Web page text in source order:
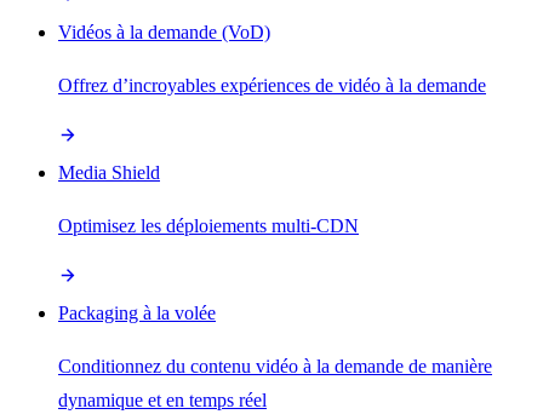
Vidéos à la demande (VoD)
Offrez d’incroyables expériences de vidéo à la demande
Media Shield
Optimisez les déploiements multi-CDN
Packaging à la volée
Conditionnez du contenu vidéo à la demande de manière
dynamique et en temps réel